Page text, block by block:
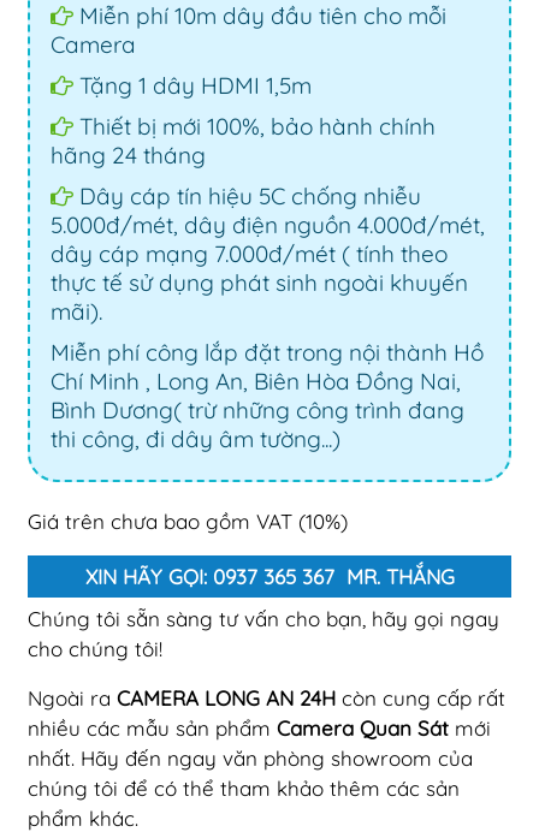
Miễn phí 10m dây đầu tiên cho mỗi
Camera
Tặng 1 dây HDMI 1,5m
Thiết bị mới 100%, bảo hành chính
hãng 24 tháng
Dây cáp tín hiệu 5C chống nhiễu
5.000đ/mét, dây điện nguồn 4.000đ/mét,
dây cáp mạng 7.000đ/mét ( tính theo
thực tế sử dụng phát sinh ngoài khuyến
mãi).
Miễn phí công lắp đặt trong nội thành Hồ
Chí Minh , Long An, Biên Hòa Đồng Nai,
Bình Dương( trừ những công trình đang
thi công, đi dây âm tường...)
Giá trên chưa bao gồm VAT (10%)
XIN HÃY GỌI: 0937 365 367 MR. THẮNG
Chúng tôi sẵn sàng tư vấn cho bạn, hãy gọi ngay
cho chúng tôi!
Ngoài ra CAMERA LONG AN 24H còn cung cấp rất
nhiều các mẫu sản phẩm Camera Quan Sát mới
nhất. Hãy đến ngay văn phòng showroom của
chúng tôi để có thể tham khảo thêm các sản
phẩm khác.